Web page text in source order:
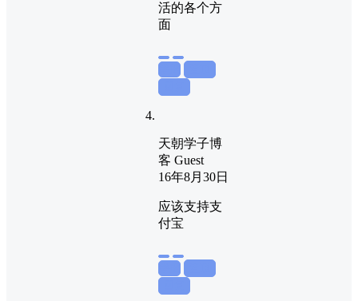
活的各个方
面
天朝学子博
客 Guest
16年8月30日
应该支持支
付宝